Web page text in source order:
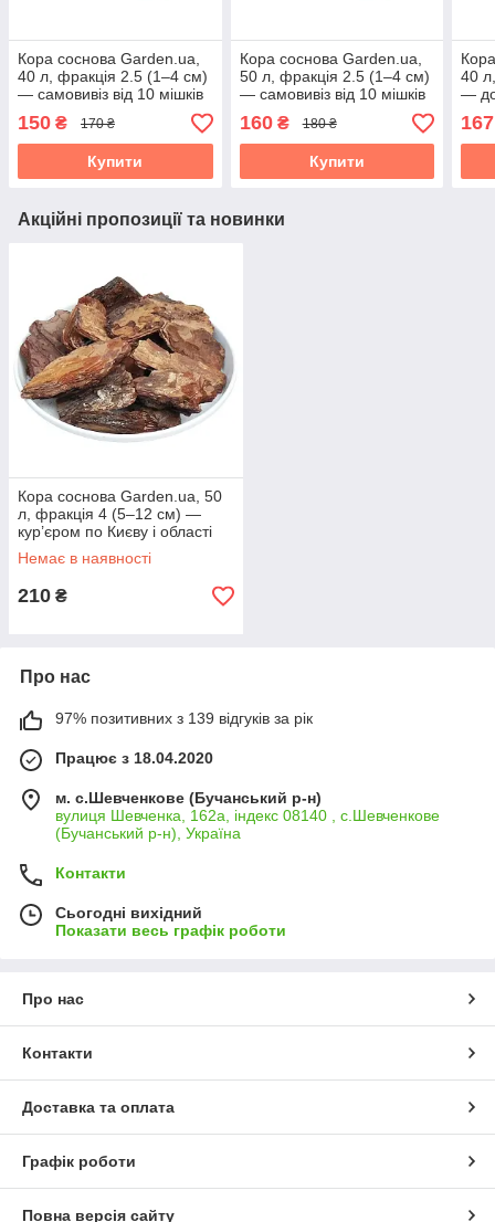
Кора соснова Garden.ua,
40 л, фракція 2.5 (1–4 см)
— самовивіз від 10 мішків
150 ₴ 170 ₴
Купити
Кора соснова Garden.ua,
50 л, фракція 2.5 (1–4 см)
— самовивіз від 10 мішків
160₴ 180 ₴
Купити
40
—
167
Акційні пропозиції та новинки
Кора соснова Garden.ua, 50
л, фракція 4 (5–12 см) —
кур’єром по Києву і області
Немає в наявності
210 ₴
Про нас
97% позитивних з 139 відгуків за рік
Працює з 18.04.2020
м. с.Шевченкове (Бучанський р-н)
вулиця Шевченка, 162а, індекс 08140 , с.Шевченкове
(Бучанський р-н), Україна
Контакти
Сьогодні вихідний
Показати весь графік роботи
Про нас
Контакти
Доставка та оплата
Графік роботи
Повна версія сайту